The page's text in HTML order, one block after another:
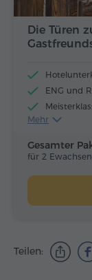
Die Türen
ENG und
Flugtickets
Mehr
Gesamter
für 2
Teilen: